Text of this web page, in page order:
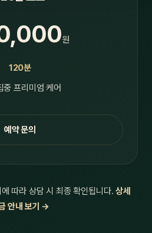
원
120분
중 프리미엄 케어
예약 문의
에 따라 상담 시 최종 확인됩니다.상세
안내 보기 →